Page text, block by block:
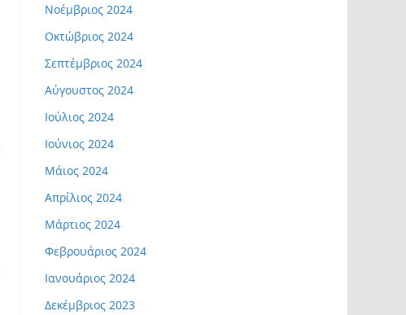
Νοέμβριος 2024
Οκτώβριος 2024
Σεπτέμβριος 2024
Αύγουστος 2024
Ιούλιος 2024
Ιούνιος 2024
Μάιος 2024
Απρίλιος 2024
Μάρτιος 2024
Φεβρουάριος 2024
Ιανουάριος 2024
Δεκέμβριος 2023